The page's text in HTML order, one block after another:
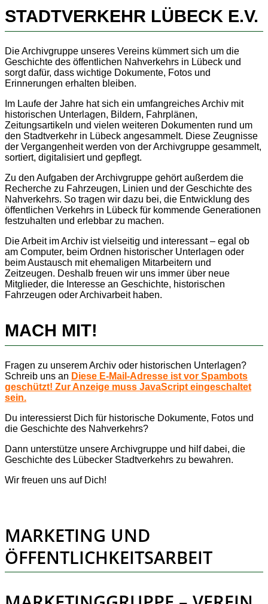
STADTVERKEHR LÜBECK E.V.
Die Archivgruppe unseres Vereins kümmert sich um die
Geschichte des öffentlichen Nahverkehrs in Lübeck und
sorgt dafür, dass wichtige Dokumente, Fotos und
Erinnerungen erhalten bleiben.
Im Laufe der Jahre hat sich ein umfangreiches Archiv mit
historischen Unterlagen, Bildern, Fahrplänen,
Zeitungsartikeln und vielen weiteren Dokumenten rund um
den Stadtverkehr in Lübeck angesammelt. Diese Zeugnisse
der Vergangenheit werden von der Archivgruppe gesammelt,
sortiert, digitalisiert und gepflegt.
Zu den Aufgaben der Archivgruppe gehört außerdem die
Recherche zu Fahrzeugen, Linien und der Geschichte des
Nahverkehrs. So tragen wir dazu bei, die Entwicklung des
öffentlichen Verkehrs in Lübeck für kommende Generationen
festzuhalten und erlebbar zu machen.
Die Arbeit im Archiv ist vielseitig und interessant – egal ob
am Computer, beim Ordnen historischer Unterlagen oder
beim Austausch mit ehemaligen Mitarbeitern und
Zeitzeugen. Deshalb freuen wir uns immer über neue
Mitglieder, die Interesse an Geschichte, historischen
Fahrzeugen oder Archivarbeit haben.
MACH MIT!
Fragen zu unserem Archiv oder historischen Unterlagen?
Schreib uns an Diese E-Mail-Adresse ist vor Spambots
geschützt! Zur Anzeige muss JavaScript eingeschaltet
sein.
Du interessierst Dich für historische Dokumente, Fotos und
die Geschichte des Nahverkehrs?
Dann unterstütze unsere Archivgruppe und hilf dabei, die
Geschichte des Lübecker Stadtverkehrs zu bewahren.
Wir freuen uns auf Dich!
MARKETING UND
ÖFFENTLICHKEITSARBEIT